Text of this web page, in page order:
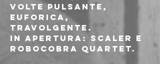
volte pulsante,
euforica,
travolgente.
In apertura: Scaler e
Robocobra Quartet.